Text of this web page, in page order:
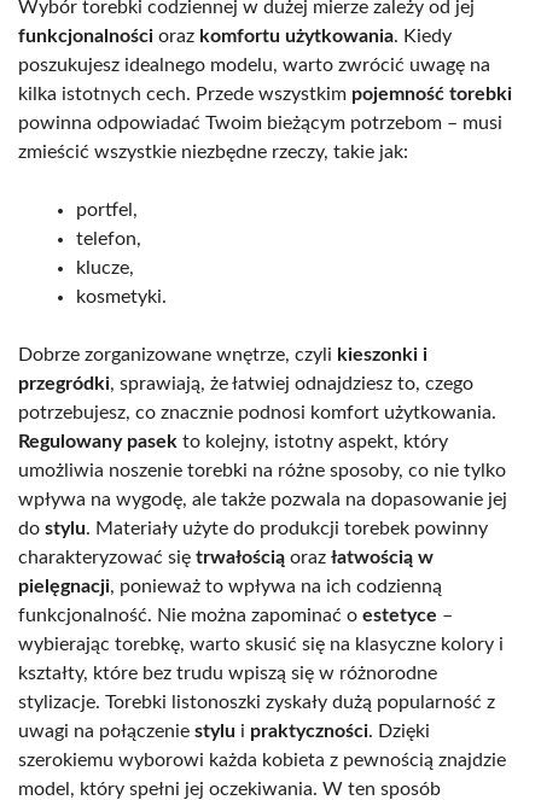
Wybór torebki codziennej w dużej mierze zależy od jej
funkcjonalności oraz komfortu użytkowania. Kiedy
poszukujesz idealnego modelu, warto zwrócić uwagę na
kilka istotnych cech. Przede wszystkim pojemność torebki
powinna odpowiadać Twoim bieżącym potrzebom – musi
zmieścić wszystkie niezbędne rzeczy, takie jak:
portfel,
telefon,
klucze,
kosmetyki.
Dobrze zorganizowane wnętrze, czyli kieszonki i
przegródki, sprawiają, że łatwiej odnajdziesz to, czego
potrzebujesz, co znacznie podnosi komfort użytkowania.
Regulowany pasek to kolejny, istotny aspekt, który
umożliwia noszenie torebki na różne sposoby, co nie tylko
wpływa na wygodę, ale także pozwala na dopasowanie jej
do stylu. Materiały użyte do produkcji torebek powinny
charakteryzować się trwałością oraz łatwością w
pielęgnacji, ponieważ to wpływa na ich codzienną
funkcjonalność. Nie można zapominać o estetyce –
wybierając torebkę, warto skusić się na klasyczne kolory i
kształty, które bez trudu wpiszą się w różnorodne
stylizacje. Torebki listonoszki zyskały dużą popularność z
uwagi na połączenie stylu i praktyczności. Dzięki
szerokiemu wyborowi każda kobieta z pewnością znajdzie
model, który spełni jej oczekiwania. W ten sposób